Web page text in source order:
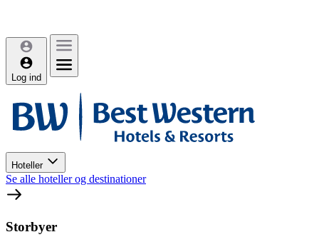
Log ind
Hoteller
Se alle hoteller og destinationer
Storbyer